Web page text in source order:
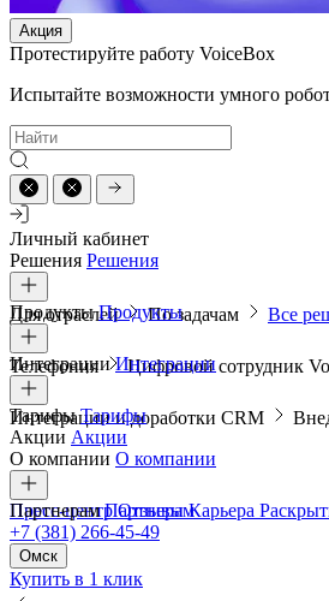
Акция
Протестируйте работу VoiceBox
Испытайте возможности умного
Личный кабинет
Решения Решения
Для отраслей По задачам Все
ПродуктыПродукты
Телефония Цифровой сотрудник
ИнтеграцииИнтеграции
Интеграции и доработки CRM
ТарифыТарифы
Акции Акции
О компании О компании
Пресс-центрОтзывыКарьера
ПартнерамПартнерам
+7 (381) 266-45-49
Омск
Купить в 1 клик